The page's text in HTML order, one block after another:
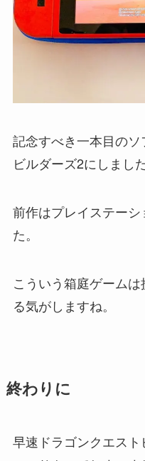
記念すべき一本目の
ビルダーズ2にしました
前作はプレイステー
た。
こういう箱庭ゲーム
る気がしますね。
終わりに
早速ドラゴンクエス